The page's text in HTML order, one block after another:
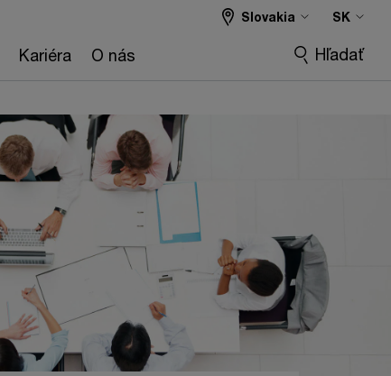
Kariéra O nás
Slovakia SK
Hľadať